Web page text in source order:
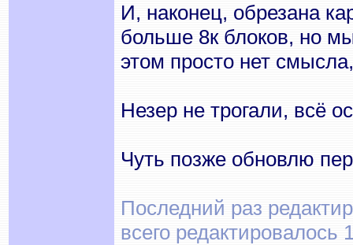
И, наконец, обрезана
больше 8к блоков, но
этом просто нет
Незер не трогали, всё
Чуть позже обновлю
Последний раз
всего редактировалось